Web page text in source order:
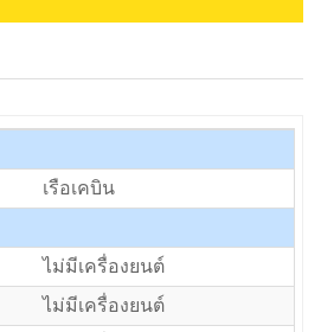
เรือเคบิน
ไม่มีเครื่องยนต์
ไม่มีเครื่องยนต์